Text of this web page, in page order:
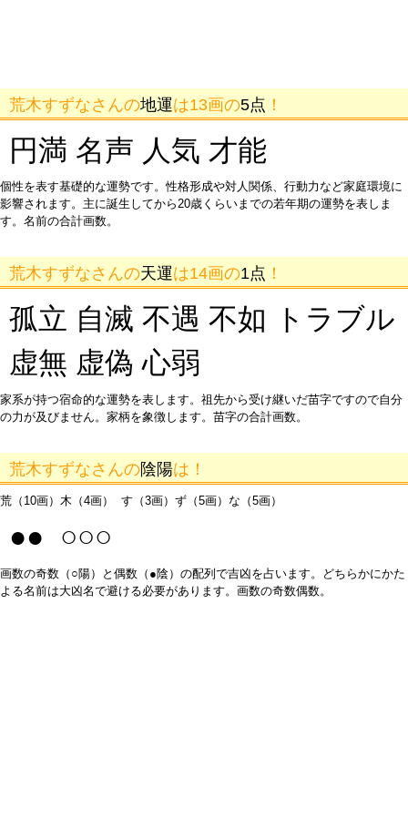
荒木すずなさんの地運は13画の5点 ！
円満 名声 人気 才能
個性を表す基礎的な運勢です。性格形成や対人関係、行動力など家庭環境に
影響されます。主に誕生してから20歳くらいまでの若年期の運勢を表しま
す。名前の合計画数。
荒木すずなさんの天運は14画の1点 ！
孤立 自滅 不遇 不如 トラブル
虚無 虚偽 心弱
家系が持つ宿命的な運勢を表します。祖先から受け継いだ苗字ですので自分
の力が及びません。家柄を象徴します。苗字の合計画数。
荒木すずなさんの陰陽は！
荒（10画）木（4画） す（3画）ず（5画）な（5画）
●● ○○○
画数の奇数（○陽）と偶数（●陰）の配列で吉凶を占います。どちらかにかた
よる名前は大凶名で避ける必要があります。画数の奇数偶数。